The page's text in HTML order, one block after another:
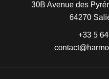
30B Avenue des
64270
+33 5